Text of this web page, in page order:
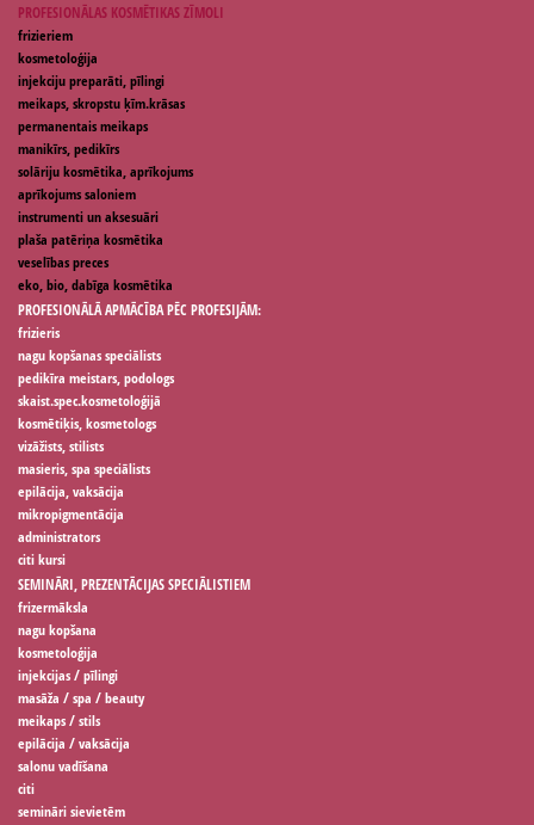
PROFESIONĀLAS KOSMĒTIKAS ZĪMOLI
frizieriem
kosmetoloģija
injekciju preparāti, pīlingi
meikaps, skropstu ķīm.krāsas
permanentais meikaps
manikīrs, pedikīrs
solāriju kosmētika, aprīkojums
aprīkojums saloniem
instrumenti un aksesuāri
plaša patēriņa kosmētika
veselības preces
eko, bio, dabīga kosmētika
PROFESIONĀLĀ APMĀCĪBA PĒC PROFESIJĀM:
frizieris
nagu kopšanas speciālists
pedikīra meistars, podologs
skaist.spec.kosmetoloģijā
kosmētiķis, kosmetologs
vizāžists, stilists
masieris, spa speciālists
epilācija, vaksācija
mikropigmentācija
administrators
citi kursi
SEMINĀRI, PREZENTĀCIJAS SPECIĀLISTIEM
frizermāksla
nagu kopšana
kosmetoloģija
injekcijas / pīlingi
masāža / spa / beauty
meikaps / stils
epilācija / vaksācija
salonu vadīšana
citi
semināri sievietēm